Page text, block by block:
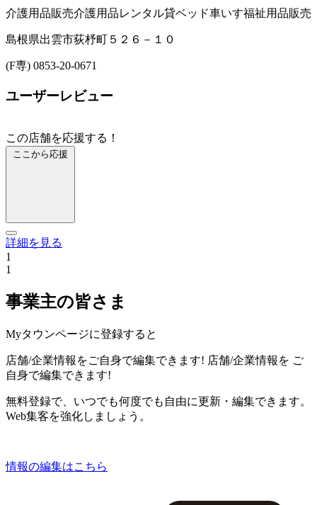
介護用品販売介護用品レンタル貸ベッド車いす福祉用品販売
島根県出雲市荻杼町５２６－１０
(F専) 0853-20-0671
ユーザーレビュー
この店舗を応援する！
ここから応援
詳細を見る
1
1
事業主の皆さま
Myタウンページに登録すると
店舗/企業情報をご自身で編集できます! 店舗/企業情報を ご
自身で編集できます!
無料登録で、いつでも何度でも自由に更新・編集できます。
Web集客を強化しましょう。
情報の編集はこちら